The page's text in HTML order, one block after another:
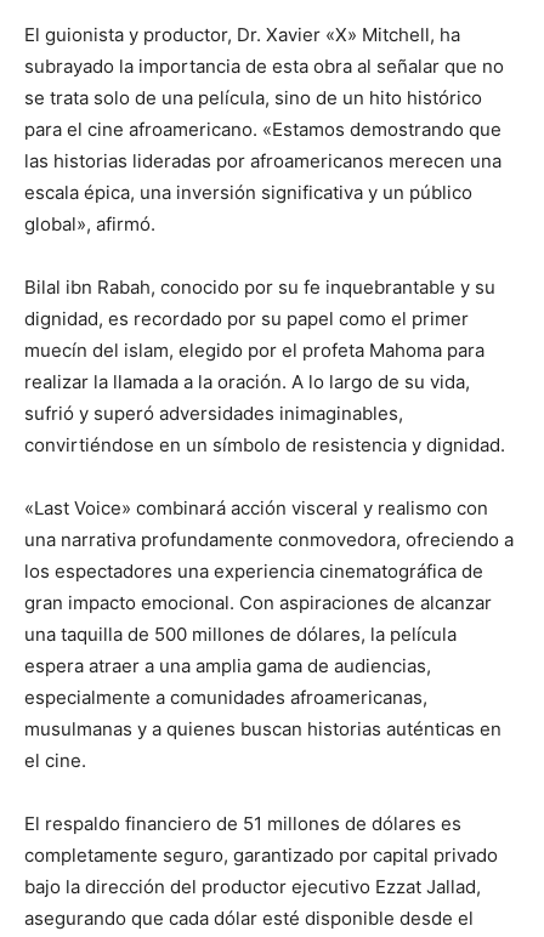
El guionista y productor, Dr. Xavier «X» Mitchell, ha
subrayado la importancia de esta obra al señalar que no
se trata solo de una película, sino de un hito histórico
para el cine afroamericano. «Estamos demostrando que
las historias lideradas por afroamericanos merecen una
escala épica, una inversión significativa y un público
global», afirmó.
Bilal ibn Rabah, conocido por su fe inquebrantable y su
dignidad, es recordado por su papel como el primer
muecín del islam, elegido por el profeta Mahoma para
realizar la llamada a la oración. A lo largo de su vida,
sufrió y superó adversidades inimaginables,
convirtiéndose en un símbolo de resistencia y dignidad.
«Last Voice» combinará acción visceral y realismo con
una narrativa profundamente conmovedora, ofreciendo a
los espectadores una experiencia cinematográfica de
gran impacto emocional. Con aspiraciones de alcanzar
una taquilla de 500 millones de dólares, la película
espera atraer a una amplia gama de audiencias,
especialmente a comunidades afroamericanas,
musulmanas y a quienes buscan historias auténticas en
el cine.
El respaldo financiero de 51 millones de dólares es
completamente seguro, garantizado por capital privado
bajo la dirección del productor ejecutivo Ezzat Jallad,
asegurando que cada dólar esté disponible desde el